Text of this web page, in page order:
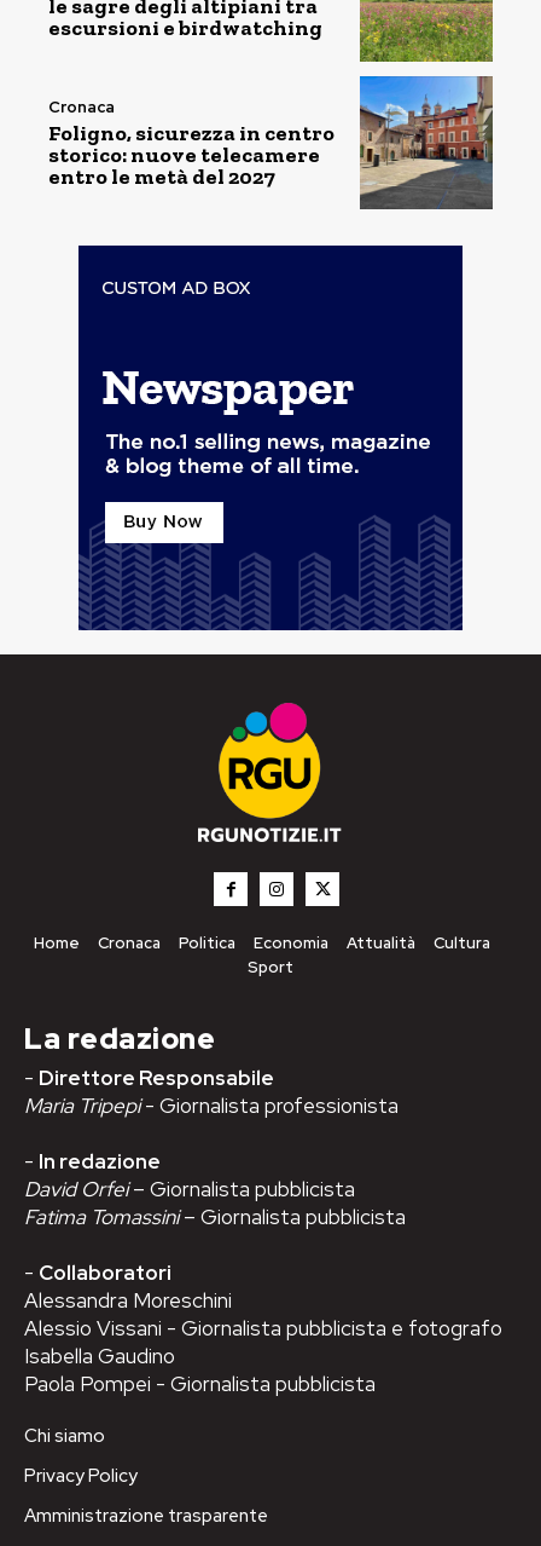
le sagre degli altipiani tra
escursioni e birdwatching
Cronaca
Foligno, sicurezza in centro
storico: nuove telecamere
entro le metà del 2027
Home Cronaca Politica Economia Attualità
Cultura
Sport
La redazione
- Direttore Responsabile
Maria Tripepi- Giornalista professionista
- In redazione
David Orfei– Giornalista pubblicista
Fatima Tomassini– Giornalista pubblicista
- Collaboratori
Alessandra Moreschini
Alessio Vissani - Giornalista pubblicista e fotografo
Isabella Gaudino
Paola Pompei - Giornalista pubblicista
Chi siamo
Privacy Policy
Amministrazione trasparente